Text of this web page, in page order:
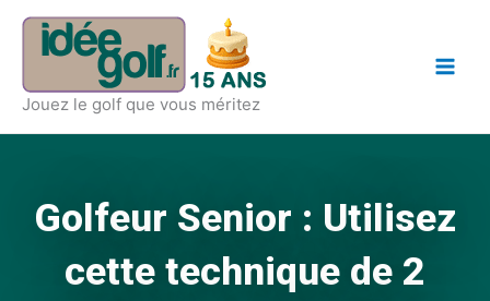
Aller
contenu
Jouez le golf que vous méritez
Golfeur Senior : Utilisez
cette technique de 2